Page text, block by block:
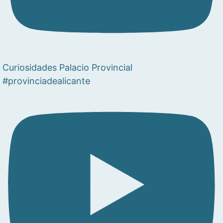
Curiosidades Palacio Provincial
#provinciadealicante